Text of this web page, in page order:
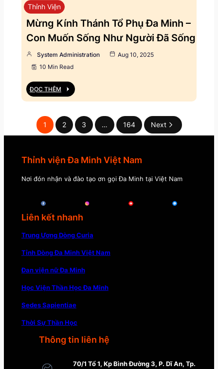
Thỉnh Viện
Mừng Kính Thánh Tổ Phụ Đa Minh –
Con Muốn Sống Như Người Đã Sống
System Administration
Aug 10, 2025
10 Min Read
ĐỌC THÊM
1 2 3 … 164 Next
Thỉnh viện Đa Minh Việt Nam
Nơi đón nhận và đào tạo ơn gọi Đa Minh tại Việt Nam
Liên kết nhanh
Trung Ương Dòng Curia
Tỉnh Dòng Đa Minh Việt Nam
Đan viện nữ Đa Minh
Học Viện Thần Học Đa Minh
Sedes Sapientiae
Thời Sự Thần Học
Thông tin liên hệ
70/1 Tổ 1, Kp Bình Đường 3, P. Dĩ An, Tp.